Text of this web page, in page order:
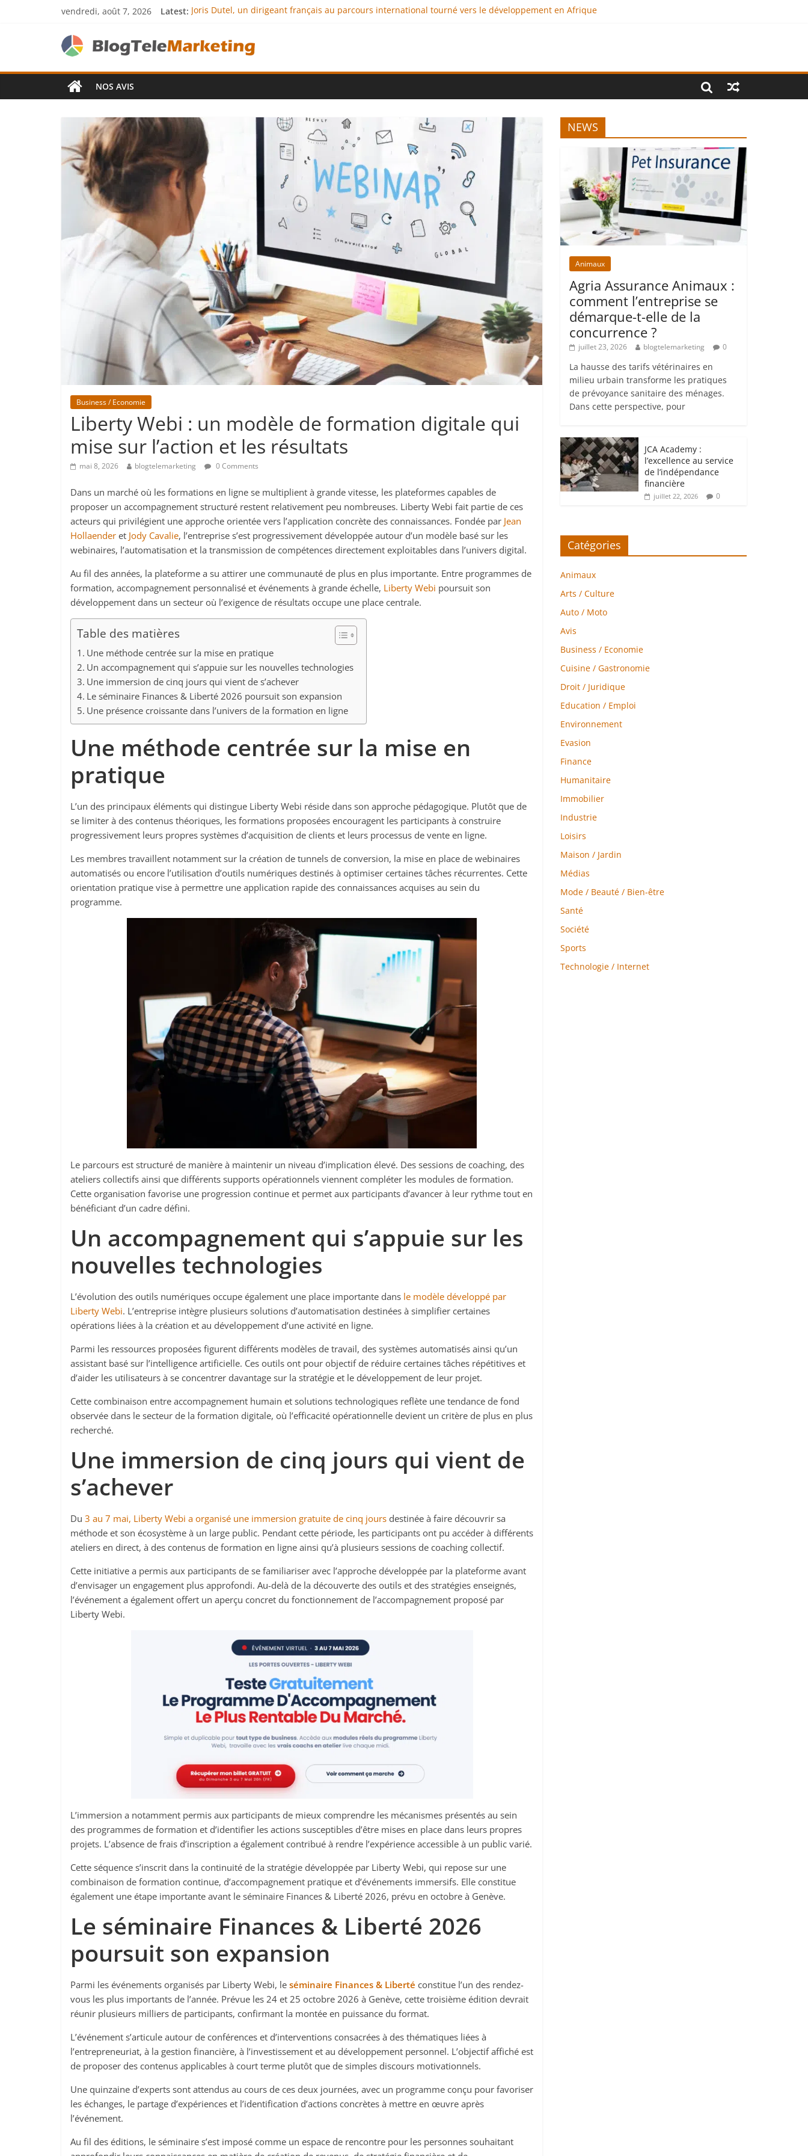
vendredi, août 7, 2026 Latest: Joris Dutel, un dirigeant français au parcours international tourné vers le développement en Afrique
JCA Academy : l’excellence au service de l’indépendance financière
Denis Bouclon : la diplomatie éducative comme moteur de coopération internationale
NOS AVIS
Business / Economie
Liberty Webi : un modèle de formation digitale qui
mise sur l’action et les résultats
mai 8, 2026 blogtelemarketing 0 Comments
Dans un marché où les formations en ligne se multiplient à grande vitesse, les plateformes capables de
proposer un accompagnement structuré restent relativement peu nombreuses. Liberty Webi fait partie de ces
acteurs qui privilégient une approche orientée vers l’application concrète des connaissances. Fondée par Jean
Hollaender et Jody Cavalie, l’entreprise s’est progressivement développée autour d’un modèle basé sur les
webinaires, l’automatisation et la transmission de compétences directement exploitables dans l’univers digital.
Au fil des années, la plateforme a su attirer une communauté de plus en plus importante. Entre programmes de
formation, accompagnement personnalisé et événements à grande échelle, Liberty Webi poursuit son
développement dans un secteur où l’exigence de résultats occupe une place centrale.
Table des matières
Une méthode centrée sur la mise en pratique
Un accompagnement qui s’appuie sur les nouvelles technologies
Une immersion de cinq jours qui vient de s’achever
Le séminaire Finances & Liberté 2026 poursuit son expansion
Une présence croissante dans l’univers de la formation en ligne
Une méthode centrée sur la mise en
pratique
L’un des principaux éléments qui distingue Liberty Webi réside dans son approche pédagogique. Plutôt que de
se limiter à des contenus théoriques, les formations proposées encouragent les participants à construire
progressivement leurs propres systèmes d’acquisition de clients et leurs processus de vente en ligne.
Les membres travaillent notamment sur la création de tunnels de conversion, la mise en place de webinaires
automatisés ou encore l’utilisation d’outils numériques destinés à optimiser certaines tâches récurrentes. Cette
orientation pratique vise à permettre une application rapide des connaissances acquises au sein du
programme.
Le parcours est structuré de manière à maintenir un niveau d’implication élevé. Des sessions de coaching, des
ateliers collectifs ainsi que différents supports opérationnels viennent compléter les modules de formation.
Cette organisation favorise une progression continue et permet aux participants d’avancer à leur rythme tout en
bénéficiant d’un cadre défini.
Un accompagnement qui s’appuie sur les
nouvelles technologies
L’évolution des outils numériques occupe également une place importante dans le modèle développé par
Liberty Webi. L’entreprise intègre plusieurs solutions d’automatisation destinées à simplifier certaines
opérations liées à la création et au développement d’une activité en ligne.
Parmi les ressources proposées figurent différents modèles de travail, des systèmes automatisés ainsi qu’un
assistant basé sur l’intelligence artificielle. Ces outils ont pour objectif de réduire certaines tâches répétitives et
d’aider les utilisateurs à se concentrer davantage sur la stratégie et le développement de leur projet.
Cette combinaison entre accompagnement humain et solutions technologiques reflète une tendance de fond
observée dans le secteur de la formation digitale, où l’efficacité opérationnelle devient un critère de plus en plus
recherché.
Une immersion de cinq jours qui vient de
s’achever
Du 3 au 7 mai, Liberty Webi a organisé une immersion gratuite de cinq jours destinée à faire découvrir sa
méthode et son écosystème à un large public. Pendant cette période, les participants ont pu accéder à différents
ateliers en direct, à des contenus de formation en ligne ainsi qu’à plusieurs sessions de coaching collectif.
Cette initiative a permis aux participants de se familiariser avec l’approche développée par la plateforme avant
d’envisager un engagement plus approfondi. Au-delà de la découverte des outils et des stratégies enseignés,
l’événement a également offert un aperçu concret du fonctionnement de l’accompagnement proposé par
Liberty Webi.
L’immersion a notamment permis aux participants de mieux comprendre les mécanismes présentés au sein
des programmes de formation et d’identifier les actions susceptibles d’être mises en place dans leurs propres
projets. L’absence de frais d’inscription a également contribué à rendre l’expérience accessible à un public varié.
Cette séquence s’inscrit dans la continuité de la stratégie développée par Liberty Webi, qui repose sur une
combinaison de formation continue, d’accompagnement pratique et d’événements immersifs. Elle constitue
également une étape importante avant le séminaire Finances & Liberté 2026, prévu en octobre à Genève.
Le séminaire Finances & Liberté 2026
poursuit son expansion
Parmi les événements organisés par Liberty Webi, le séminaire Finances & Liberté constitue l’un des rendez-
vous les plus importants de l’année. Prévue les 24 et 25 octobre 2026 à Genève, cette troisième édition devrait
réunir plusieurs milliers de participants, confirmant la montée en puissance du format.
L’événement s’articule autour de conférences et d’interventions consacrées à des thématiques liées à
l’entrepreneuriat, à la gestion financière, à l’investissement et au développement personnel. L’objectif affiché est
de proposer des contenus applicables à court terme plutôt que de simples discours motivationnels.
Une quinzaine d’experts sont attendus au cours de ces deux journées, avec un programme conçu pour favoriser
les échanges, le partage d’expériences et l’identification d’actions concrètes à mettre en œuvre après
l’événement.
Au fil des éditions, le séminaire s’est imposé comme un espace de rencontre pour les personnes souhaitant
NEWS
Animaux
Agria Assurance Animaux :
comment l’entreprise se
démarque-t-elle de la
concurrence ?
juillet 23, 2026 blogtelemarketing 0
La hausse des tarifs vétérinaires en
milieu urbain transforme les pratiques
de prévoyance sanitaire des ménages.
Dans cette perspective, pour
JCA Academy :
l’excellence au service
de l’indépendance
financière
juillet 22, 2026 0
Catégories
Animaux
Arts / Culture
Auto / Moto
Avis
Business / Economie
Cuisine / Gastronomie
Droit / Juridique
Education / Emploi
Environnement
Evasion
Finance
Humanitaire
Immobilier
Industrie
Loisirs
Maison / Jardin
Médias
Mode / Beauté / Bien-être
Santé
Société
Sports
Technologie / Internet